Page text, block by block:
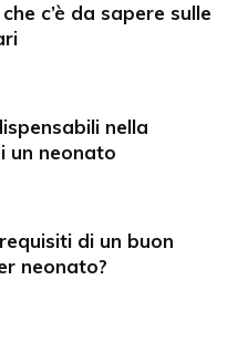
c’è da sapere sulle
nella
un neonato
di un buon
neonato?